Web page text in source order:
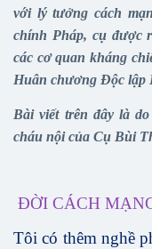
với lý tưởng cách
chính Pháp, cụ được
các cơ quan kháng
Huân chương Độc lập
Bài viết trên đây là
cháu nội của Cụ Bùi
ĐỜI CÁCH
Tôi có thêm nghề